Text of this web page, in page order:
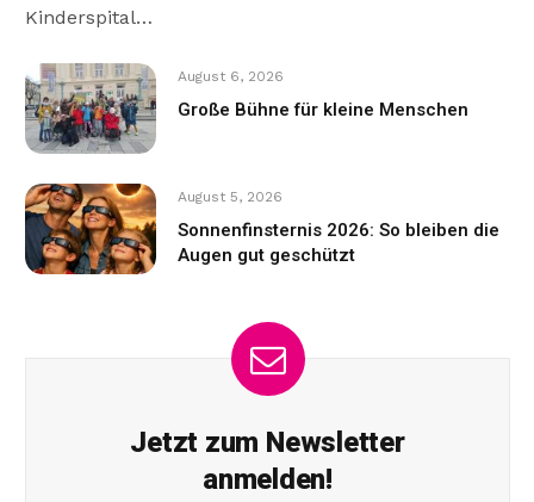
Kinderspital…
August 6, 2026
Große Bühne für kleine Menschen
August 5, 2026
Sonnenfinsternis 2026: So bleiben die
Augen gut geschützt
Jetzt zum Newsletter
anmelden!